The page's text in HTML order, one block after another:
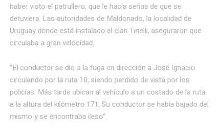
haber visto el patrullero, que le hacía señas de que se
detuviera. Las autoridades de Maldonado, la localidad de
Uruguay donde está instalado el clan Tinelli, aseguraron que
circulaba a gran velocidad.
“El conductor se dio a la fuga en dirección a José Ignacio
circulando por la ruta 10, siendo perdido de vista por los
policías. Más tarde ubican al vehículo a un costado de la ruta
a la altura del kilómetro 171. Su conductor se había bajado del
mismo y se encontraba ileso”.